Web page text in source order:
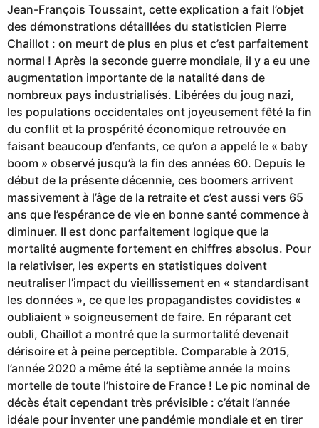
Jean-François Toussaint, cette explication a fait l’objet
des démonstrations détaillées du statisticien Pierre
Chaillot : on meurt de plus en plus et c’est parfaitement
normal ! Après la seconde guerre mondiale, il y a eu une
augmentation importante de la natalité dans de
nombreux pays industrialisés. Libérées du joug nazi,
les populations occidentales ont joyeusement fêté la fin
du conflit et la prospérité économique retrouvée en
faisant beaucoup d’enfants, ce qu’on a appelé le « baby
boom » observé jusqu’à la fin des années 60. Depuis le
début de la présente décennie, ces boomers arrivent
massivement à l’âge de la retraite et c’est aussi vers 65
ans que l’espérance de vie en bonne santé commence à
diminuer. Il est donc parfaitement logique que la
mortalité augmente fortement en chiffres absolus. Pour
la relativiser, les experts en statistiques doivent
neutraliser l’impact du vieillissement en « standardisant
les données », ce que les propagandistes covidistes «
oubliaient » soigneusement de faire. En réparant cet
oubli, Chaillot a montré que la surmortalité devenait
dérisoire et à peine perceptible. Comparable à 2015,
l’année 2020 a même été la septième année la moins
mortelle de toute l’histoire de France ! Le pic nominal de
décès était cependant très prévisible : c’était l’année
idéale pour inventer une pandémie mondiale et en tirer